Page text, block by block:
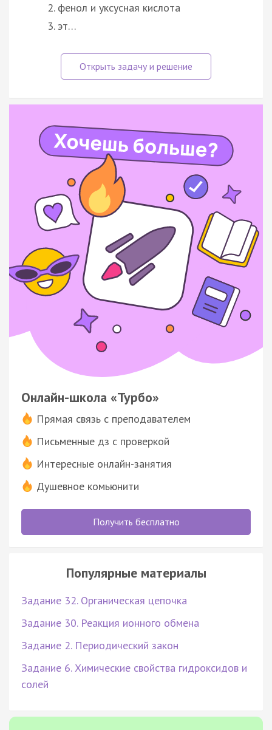
фенол и уксусная кислота
эт…
Онлайн-школа «Турбо»
Прямая связь с преподавателем
Письменные дз с проверкой
Интересные онлайн-занятия
Душевное комьюнити
Получить бесплатно
Популярные материалы
Задание 32. Органическая цепочка
Задание 30. Реакция ионного обмена
Задание 2. Периодический закон
Задание 6. Химические свойства гидроксидов и
солей